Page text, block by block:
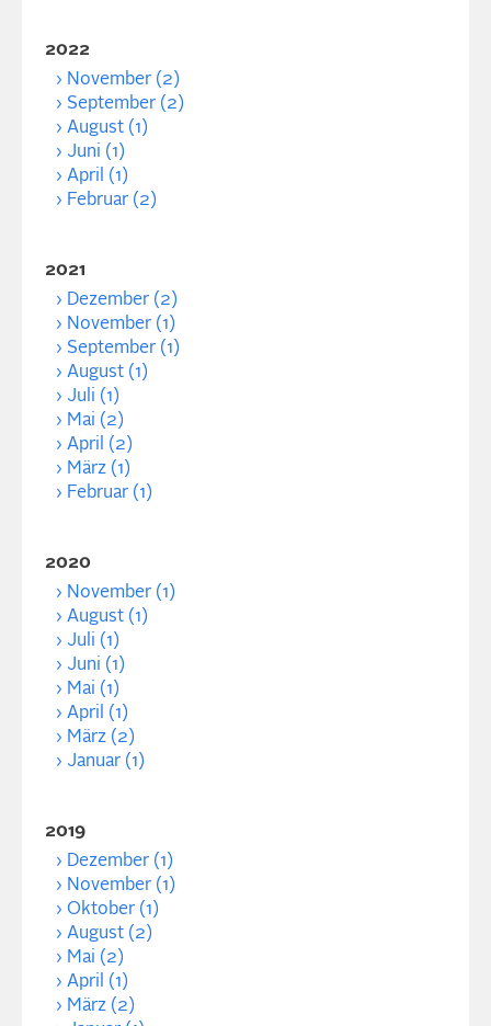
2022
November (2)
September (2)
August (1)
Juni (1)
April (1)
Februar (2)
2021
Dezember (2)
November (1)
September (1)
August (1)
Juli (1)
Mai (2)
April (2)
März (1)
Februar (1)
2020
November (1)
August (1)
Juli (1)
Juni (1)
Mai (1)
April (1)
März (2)
Januar (1)
2019
Dezember (1)
November (1)
Oktober (1)
August (2)
Mai (2)
April (1)
März (2)